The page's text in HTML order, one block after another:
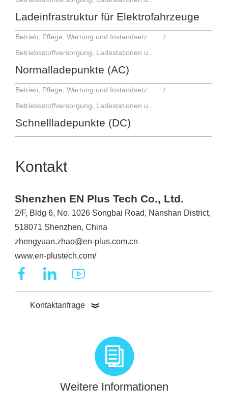
Ladeinfrastruktur für Elektrofahrzeuge
Normalladepunkte (AC)
Schnellladepunkte (DC)
Kontakt
Shenzhen EN Plus Tech Co., Ltd.
2/F, Bldg 6, No. 1026 Songbai Road, Nanshan District,
518071 Shenzhen, China
zhengyuan.zhao@en-plus.com.cn
www.en-plustech.com/
Kontaktanfrage
Weitere Informationen